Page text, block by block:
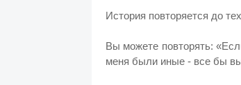
История повторяется до
Вы можете повторять:
меня были иные - все бы